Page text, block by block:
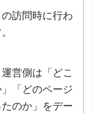
訪問時に行わ
営側は「どこ
「どのページ
のか」をデー